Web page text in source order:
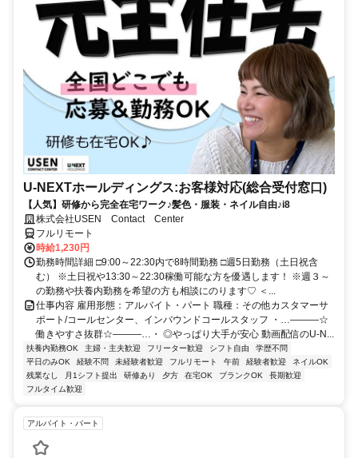
U-NEXTホールディングス:お客様対応(総合受付窓口)
【人気】研修から完全在宅ワーク♪髪色・服装・ネイル自由♪i8
株式会社USEN Contact Center
フルリモート
時給1,230円
勤務時間詳細 □9:00～22:30内で8時間勤務 □週5日勤務（土日祝含
む） ※土日祝や13:30～22:30稼働可能な方を優遇します！ ※週３～
の勤務や扶養内勤務を希望の方も相談にのります♡ ＜...
仕事内容 雇用形態：アルバイト・パート 職種：その他カスタマーサ
ポート/コールセンター、インバウンドコールスタッフ ・…―――☆
働きやすさ抜群☆―――…・ ◎やっぱり大手が安心 動画配信のU-N...
扶養内勤務OK 主婦・主夫歓迎 フリーター歓迎 シフト自由
学歴不問
平日のみOK
経験不問 未経験者歓迎 フルリモート 午前 経験者歓迎
ネイルOK
残業なし
月1シフト提出 研修あり 夕方 在宅OK ブランクOK
長期歓迎
フルタイム歓迎
アルバイト・パート